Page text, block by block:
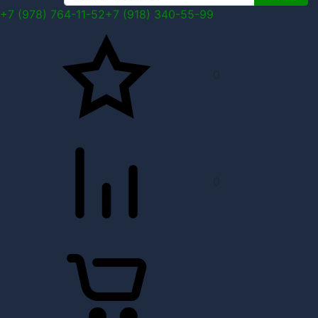
+7 (978) 764-11-52+7 (918) 340-55-99
0
0